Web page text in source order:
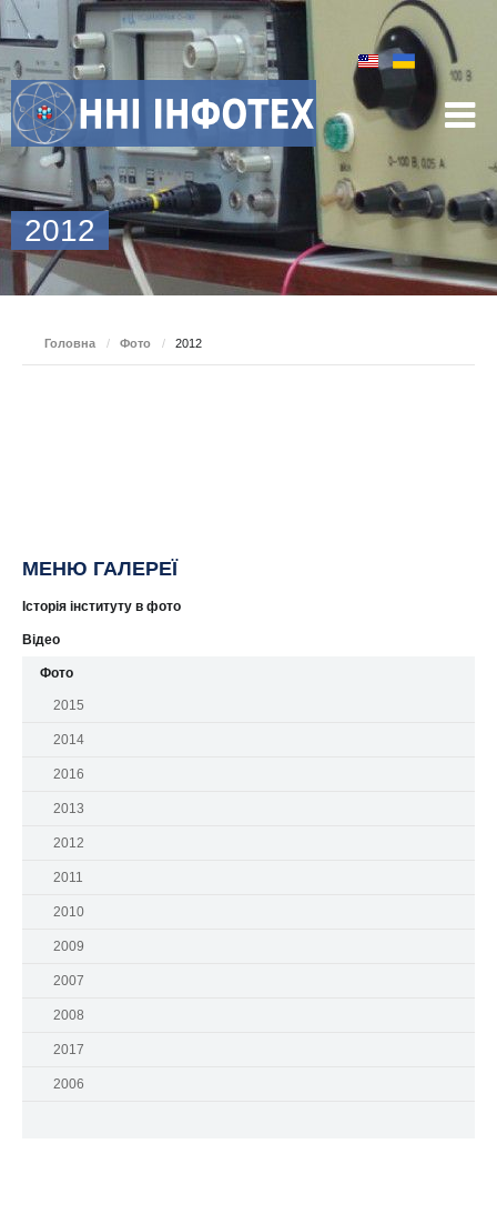
2012
Головна / Фото / 2012
МЕНЮ ГАЛЕРЕЇ
Історія інституту в фото
Відео
Фото
2015
2014
2016
2013
2012
2011
2010
2009
2007
2008
2017
2006